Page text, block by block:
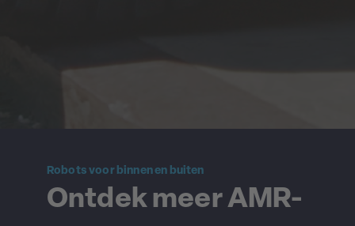
Robots voor binnen en buiten
Ontdek meer AMR-